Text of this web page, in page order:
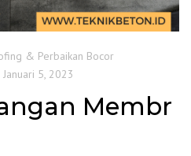
& Perbaikan Bocor
Januari 5, 2023
Membr